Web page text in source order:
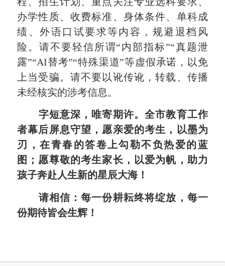
办学性质、收费标准、身体条件、单科成
绩、外语口试要求等内容，规避退档风
险。请不要轻信所谓“内部指标”“真题泄
露”“AI替考”“特殊渠道”等虚假承诺，以免
上当受骗。请不要以讹传讹，转载、传播
未经核实的涉考信息。
字短意深，唯寄期许。全市教育工作
者幕后屏息守望，愿亲爱的考生，以墨为
刃，在青春的答卷上勾勒不负热爱的蓝
图；愿尊敬的考生家长，以爱为帆，助力
孩子奔赴人生新的星辰大海！
请相信：每一份耕耘终将绽放，每一
份期待皆会生辉！